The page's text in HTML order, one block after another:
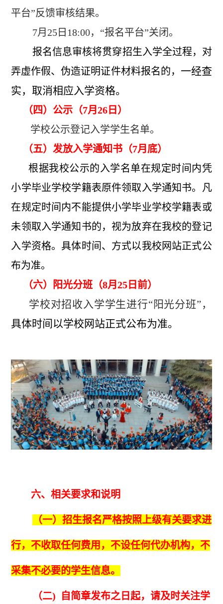
平台”反馈审核结果。
7月25日18:00，“报名平台”关闭。
报名信息审核将贯穿招生入学全过程，对
弄虚作假、伪造证明证件材料报名的， 一经查
实，取消相应入学资格。
（四）公示（7月26日）
学校公示登记入学学生名单。
（五）发放入学通知书（7月底）
根据我校公示的入学名单在规定时间内凭
小学毕业学校学籍表原件领取入学通知书。凡
在规定时间内不能提供小学毕业学校学籍表或
未领取入学通知书的，视为放弃在我校的登记
入学资格。具体时间、方式以我校网站正式公
布为准。
（六）阳光分班（8月25日前）
学校对招收入学学生进行“阳光分班”，
具体时间以学校网站正式公布为准。
六、相关要求和说明
（一）招生报名严格按照上级有关要求进
行，不收取任何费用，不设任何代办机构，不
采集不必要的学生信息。
（二) 自简章发布之日起，请及时关注学